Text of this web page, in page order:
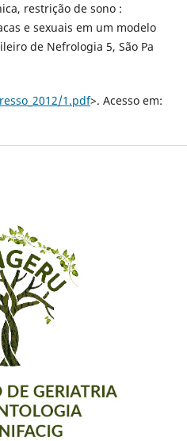
restrição de sono :
e sexuais em um modelo
de Nefrologia 5, São Pa
1.pdf>. Acesso em: